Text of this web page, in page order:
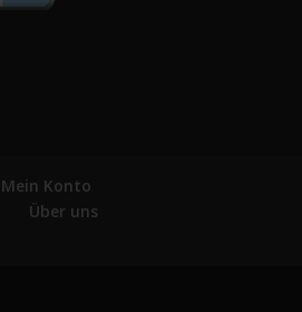
Mein Konto
Über uns